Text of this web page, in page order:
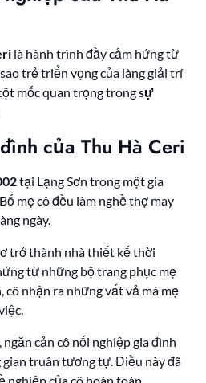
là hành trình đầy cảm hứng từ
trẻ triển vọng của làng giải trí
mốc quan trọng trongsự
của Thu Hà Ceri
tại Lạng Sơn trong một gia
mẹ cô đều làm nghề thợ may
ngày.
trở thành nhà thiết kế thời
từ những bộ trang phục mẹ
cô nhận ra những vất vả mà mẹ
cản cô nối nghiệp gia đình
truân tương tự. Điều này đã